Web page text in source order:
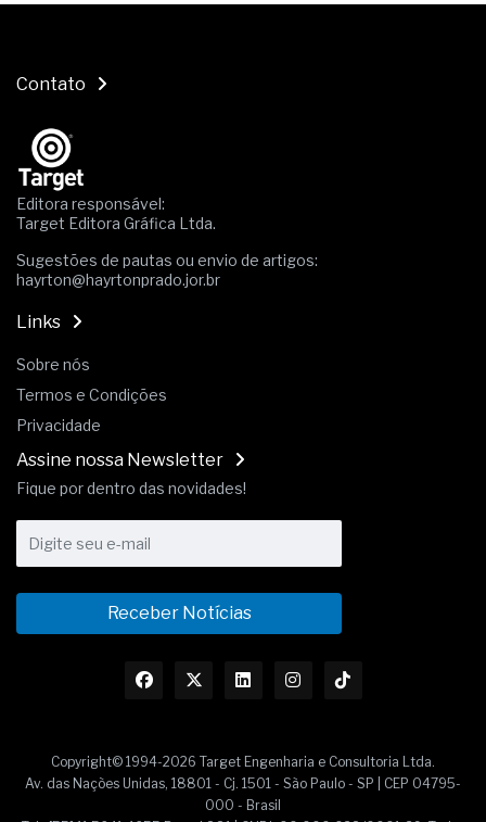
Contato
Editora responsável:
Target Editora Gráfica Ltda.
Sugestões de pautas ou envio de artigos:
hayrton@hayrtonprado.jor.br
Links
Sobre nós
Termos e Condições
Privacidade
Assine nossa Newsletter
Fique por dentro das novidades!
Receber Notícias
Copyright© 1994-2026 Target Engenharia e Consultoria Ltda.
Av. das Nações Unidas, 18801 - Cj. 1501 - São Paulo - SP | CEP 04795-
000 - Brasil